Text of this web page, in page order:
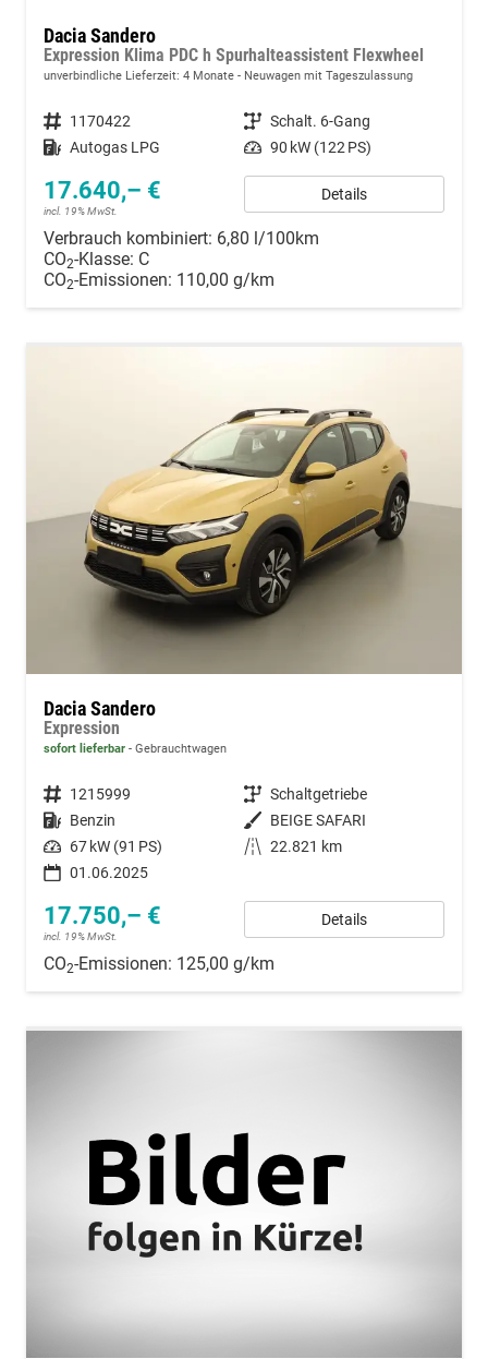
Dacia Sandero
Expression Klima PDC h Spurhalteassistent Flexwheel
unverbindliche Lieferzeit: 4 Monate Neuwagen mit Tageszulassung
Fahrzeugnummer 1170422 Getriebe Schalt. 6-Gang
Kraftstoff Autogas LPG Leistung 90 kW (122 PS)
17.640,– €
incl. 19% MwSt.
Details
Verbrauch kombiniert: 6,80 l/100km
CO2-Klasse: C
CO2-Emissionen: 110,00 g/km
Dacia Sandero
Expression
sofort lieferbar Gebrauchtwagen
Fahrzeugnummer 1215999 Getriebe Schaltgetriebe
Kraftstoff Benzin Außenfarbe BEIGE SAFARI
Leistung 67 kW (91 PS) Kilometerstand 22.821 km
01.06.2025
17.750,– €
incl. 19% MwSt.
Details
CO2-Emissionen: 125,00 g/km